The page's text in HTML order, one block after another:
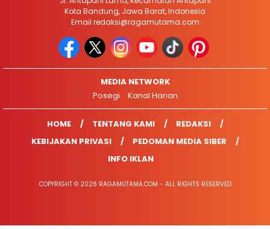
Kota Bandung, Jawa Barat, Indonesia
Email redaksi@ragamutama.com
MEDIA NETWORK
Posegi
Kanal Harian
HOME TENTANG KAMI
REDAKSI
KEBIJAKAN PRIVASI
PEDOMAN MEDIA SIBER
INFO IKLAN
COPYRIGHT © 2026 RAGAMUTAMA.COM - ALL RIGHTS RESERVED